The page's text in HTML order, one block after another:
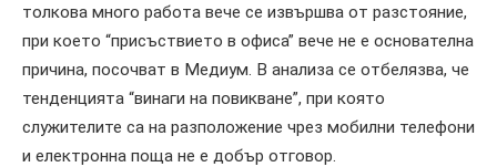
толкова много работа вече се извършва от разстояние,
при което “присъствието в офиса” вече не е основателна
причина, посочват в Медиум. В анализа се отбелязва, че
тенденцията “винаги на повикване”, при която
служителите са на разположение чрез мобилни телефони
и електронна поща не е добър отговор.